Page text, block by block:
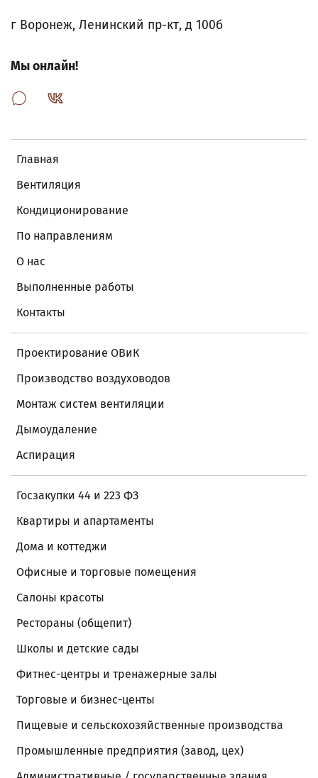
Главная
Вентиляция
Кондиционирование
По направлениям
О нас
Выполненные работы
Контакты
Проектирование ОВиК
Производство воздуховодов
Монтаж систем вентиляции
Дымоудаление
Аспирация
Госзакупки 44 и 223 ФЗ
Квартиры и апартаменты
Дома и коттеджи
Офисные и торговые помещения
Салоны красоты
Рестораны (общепит)
Школы и детские сады
Фитнес-центры и тренажерные залы
Торговые и бизнес-центы
Пищевые и сельскохозяйственные производства
Промышленные предприятия (завод, цех)
г Воронеж, Ленинский пр-кт, д 100б
Мы онлайн!